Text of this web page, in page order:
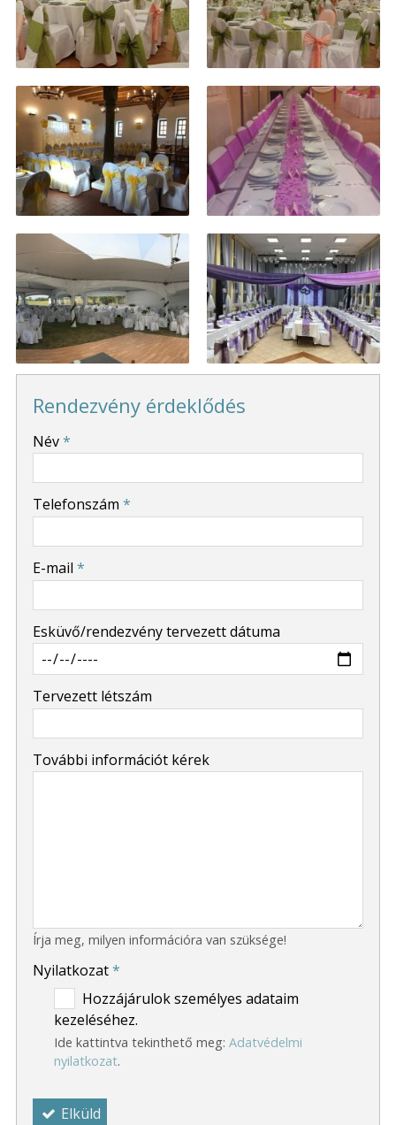
Rendezvény érdeklődés
-
Név*
Telefonszám *
E-mail *
Esküvő/rendezvény tervezett dátuma
Tervezett létszám
További információt kérek
Írja meg, milyen információra van szüksége!
Nyilatkozat*
Hozzájárulok személyes adataim
kezeléséhez.
Ide kattintva tekinthető meg: Adatvédelmi
nyilatkozat.
Elküld